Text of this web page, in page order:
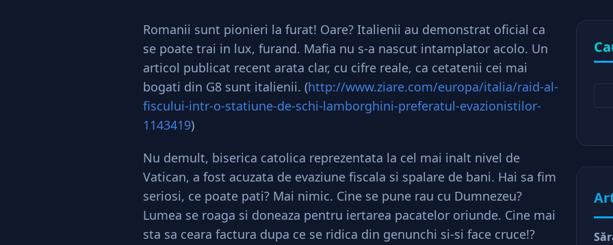
Romanii sunt pionieri la furat! Oare? Italienii au demonstrat oficial ca
se poate trai in lux, furand. Mafia nu s-a nascut intamplator acolo. Un
articol publicat recent arata clar, cu cifre reale, ca cetatenii cei mai
bogati din G8 sunt italienii. (http://www.ziare.com/europa/italia/raid-al-
fiscului-intr-o-statiune-de-schi-lamborghini-preferatul-evazionistilor-
1143419)
Nu demult, biserica catolica reprezentata la cel mai inalt nivel de
Vatican, a fost acuzata de evaziune fiscala si spalare de bani. Hai sa fim
seriosi, ce poate pati? Mai nimic. Cine se pune rau cu Dumnezeu?
Lumea se roaga si doneaza pentru iertarea pacatelor oriunde. Cine mai
sta sa ceara factura dupa ce se ridica din genunchi si-si face cruce!?